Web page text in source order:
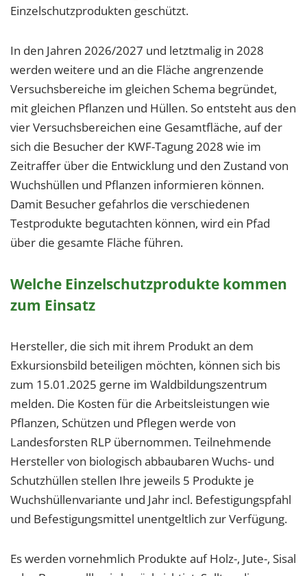
Einzelschutzprodukten geschützt.
In den Jahren 2026/2027 und letztmalig in 2028
werden weitere und an die Fläche angrenzende
Versuchsbereiche im gleichen Schema begründet,
mit gleichen Pflanzen und Hüllen. So entsteht aus den
vier Versuchsbereichen eine Gesamtfläche, auf der
sich die Besucher der KWF-Tagung 2028 wie im
Zeitraffer über die Entwicklung und den Zustand von
Wuchshüllen und Pflanzen informieren können.
Damit Besucher gefahrlos die verschiedenen
Testprodukte begutachten können, wird ein Pfad
über die gesamte Fläche führen.
Welche Einzelschutzprodukte kommen
zum Einsatz
Hersteller, die sich mit ihrem Produkt an dem
Exkursionsbild beteiligen möchten, können sich bis
zum 15.01.2025 gerne im Waldbildungszentrum
melden. Die Kosten für die Arbeitsleistungen wie
Pflanzen, Schützen und Pflegen werde von
Landesforsten RLP übernommen. Teilnehmende
Hersteller von biologisch abbaubaren Wuchs- und
Schutzhüllen stellen Ihre jeweils 5 Produkte je
Wuchshüllenvariante und Jahr incl. Befestigungspfahl
und Befestigungsmittel unentgeltlich zur Verfügung.
Es werden vornehmlich Produkte auf Holz-, Jute-, Sisal